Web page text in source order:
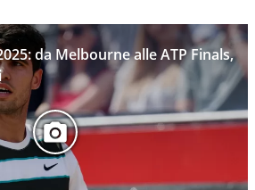
da Melbourne alle ATP Finals,